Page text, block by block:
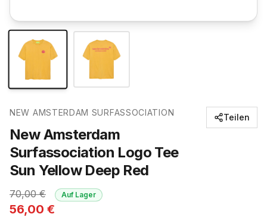
NEW AMSTERDAM SURFASSOCIATION
New Amsterdam
Surfassociation Logo Tee
Sun Yellow Deep Red
70,00€
56,00 €
Auf Lager
Teilen